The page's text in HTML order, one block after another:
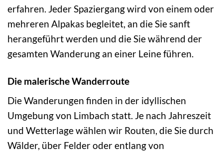
erfahren. Jeder Spaziergang wird von einem oder
mehreren Alpakas begleitet, an die Sie sanft
herangeführt werden und die Sie während der
gesamten Wanderung an einer Leine führen.
Die malerische Wanderroute
Die Wanderungen finden in der idyllischen
Umgebung von Limbach statt. Je nach Jahreszeit
und Wetterlage wählen wir Routen, die Sie durch
Wälder, über Felder oder entlang von